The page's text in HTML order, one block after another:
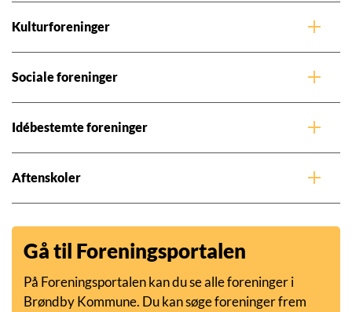
Kulturforeninger
Sociale foreninger
Idébestemte foreninger
Aftenskoler
Gå til Foreningsportalen
På Foreningsportalen kan du se alle foreninger i
Brøndby Kommune. Du kan søge foreninger frem